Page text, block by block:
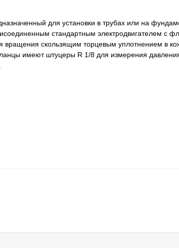
для установки в трубах или на
стандартным электродвигателем с
вращения скользящим торцевым уплотнением в
имеют штуцеры R 1/8 для измерения